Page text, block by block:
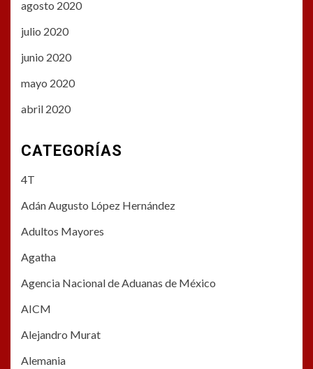
agosto 2020
julio 2020
junio 2020
mayo 2020
abril 2020
CATEGORÍAS
4T
Adán Augusto López Hernández
Adultos Mayores
Agatha
Agencia Nacional de Aduanas de México
AICM
Alejandro Murat
Alemania